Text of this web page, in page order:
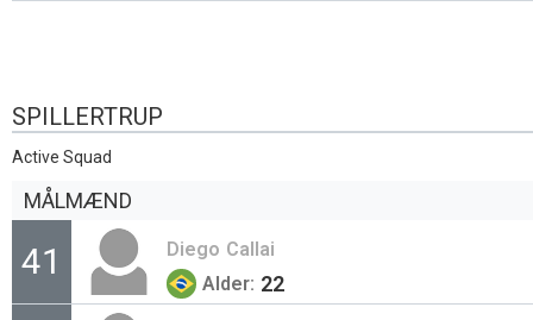
SPILLERTRUP
Active Squad
MÅLMÆND
41 Diego Callai
Alder: 22